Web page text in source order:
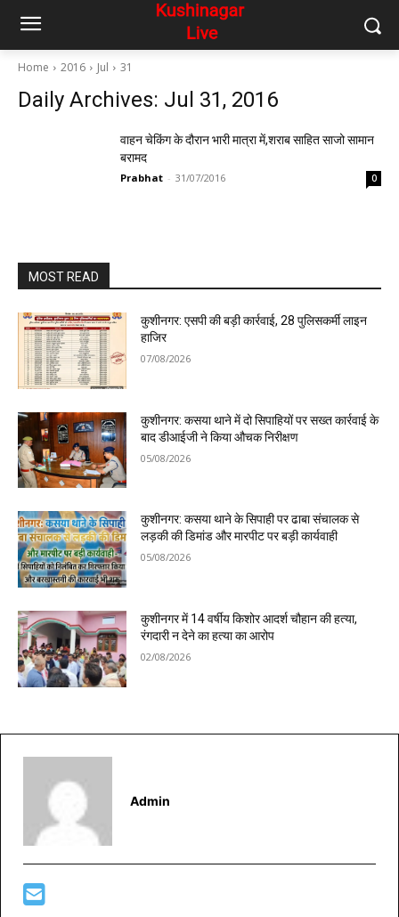
Home 2016 Jul 31
Daily Archives: Jul 31, 2016
वाहन चेकिंग के दौरान भारी मात्रा में,शराब साहित साजो सामान
बरामद
Prabhat - 31/07/2016 0
MOST READ
कुशीनगर: एसपी की बड़ी कार्रवाई, 28 पुलिसकर्मी लाइन
हाजिर
07/08/2026
कुशीनगर: कसया थाने में दो सिपाहियों पर सख्त कार्रवाई के
बाद डीआईजी ने किया औचक निरीक्षण
05/08/2026
कुशीनगर: कसया थाने के सिपाही पर ढाबा संचालक से
लड़की की डिमांड और मारपीट पर बड़ी कार्यवाही
05/08/2026
कुशीनगर में 14 वर्षीय किशोर आदर्श चौहान की हत्या,
रंगदारी न देने का हत्या का आरोप
02/08/2026
Admin